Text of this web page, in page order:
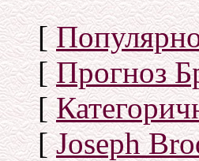
[
[Прогноз
[
[Joseph